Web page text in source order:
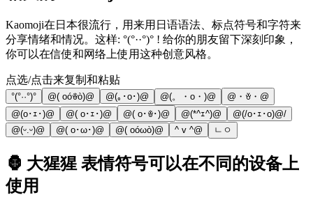
Kaomoji在日本很流行，用来用日语语法、标点符号和字符来
分享情绪和情况。这样: °(°··°)° ! 给你的朋友留下深刻印象，
你可以在信使和网络上使用这种创意风格。
点选/点击来复制和粘贴
°(°··°)° @( oóꎴò)@ @(｡･o･)@ @(。・o・)@
@・ꈊ・@
@(o･ｪ･)@
@( o･ｪ･)@ @( o･ꎴ･)@ @(*^ｪ^)@
@(/o･ｪ･o)@/
@(ᵕ.ᵕ)@
@( o･ω･)@ @( oóωò)@ ^ v ^@ ㄴㅇ
🦍 大猩猩 表情符号可以在不同的设备上
使用